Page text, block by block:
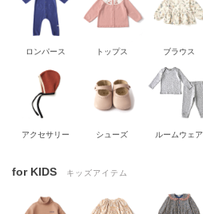
ロンパース トップス ブラウス
アクセサリー シューズ ルームウェア
for KIDS キッズアイテム